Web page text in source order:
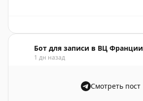
Бот для записи в ВЦ Франции
1 дн назад
Смотреть пост